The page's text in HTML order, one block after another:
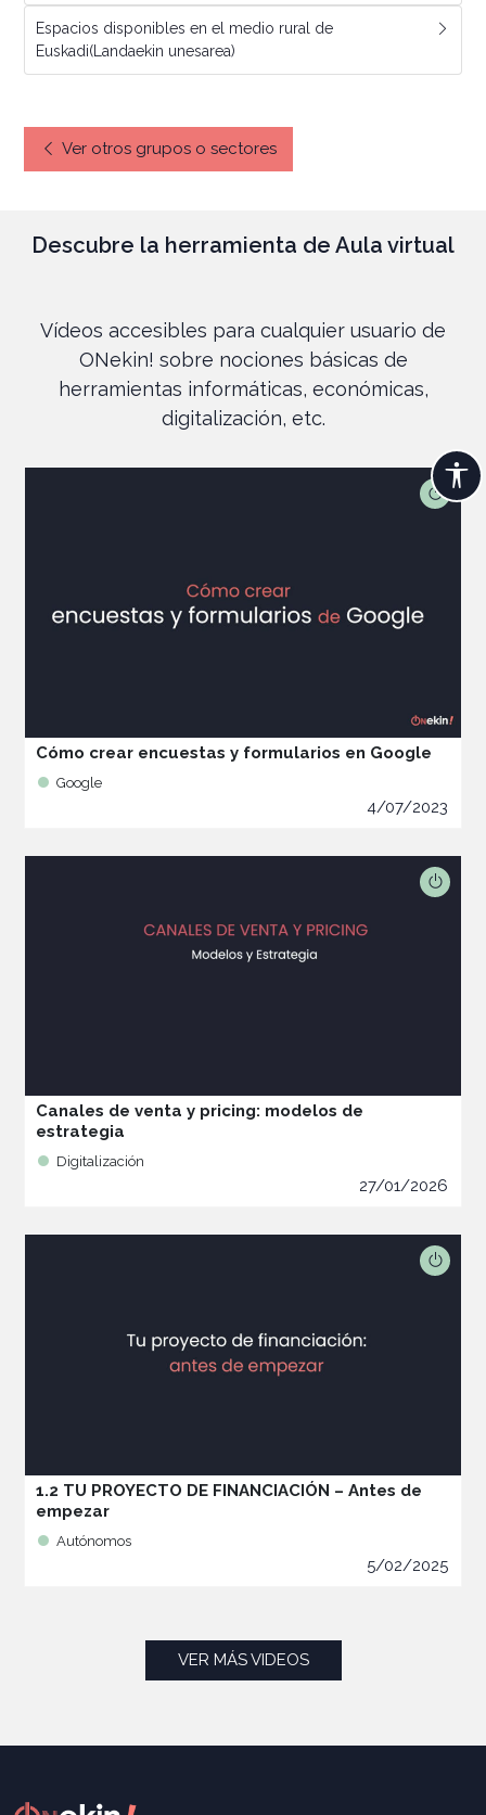
Espacios disponibles en el medio rural de
Euskadi(Landaekin unesarea)
Ver otros grupos o sectores
Descubre la herramienta de Aula virtual
Vídeos accesibles para cualquier usuario de
ONekin! sobre nociones básicas de
herramientas informáticas, económicas,
digitalización, etc.
Cómo crear encuestas y formularios en Google
Google
4/07/2023
Canales de venta y pricing: modelos de
estrategia
Digitalización
27/01/2026
1.2 TU PROYECTO DE FINANCIACIÓN – Antes de
empezar
Autónomos
5/02/2025
VER MÁS VIDEOS